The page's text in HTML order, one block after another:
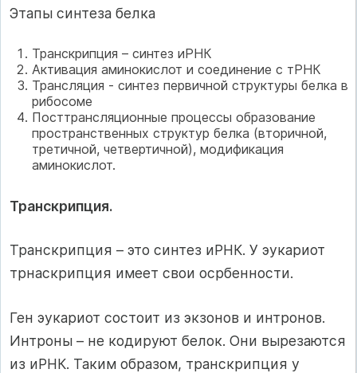
Этапы синтеза белка
Транскрипция – синтез иРНК
Активация аминокислот и соединение с тРНК
Трансляция - синтез первичной структуры белка в
рибосоме
Посттрансляционные процессы образование
пространственных структур белка (вторичной,
третичной, четвертичной), модификация
аминокислот.
Транскрипция.
Транскрипция – это синтез иРНК. У эукариот
трнаскрипция имеет свои осрбенности.
Ген эукариот состоит из экзонов и интронов.
Интроны – не кодируют белок. Они вырезаются
из иРНК. Таким образом, транскрипция у